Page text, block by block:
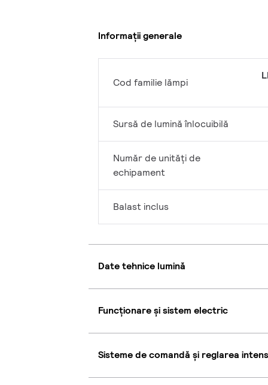
Informații generale
Cod familie lămpi
Sursă de lumină înlocuibilă
Număr de unități de
echipament
Balast inclus
Date tehnice lumină
Funcționare și sistem electric
Sisteme de comandă și reglarea